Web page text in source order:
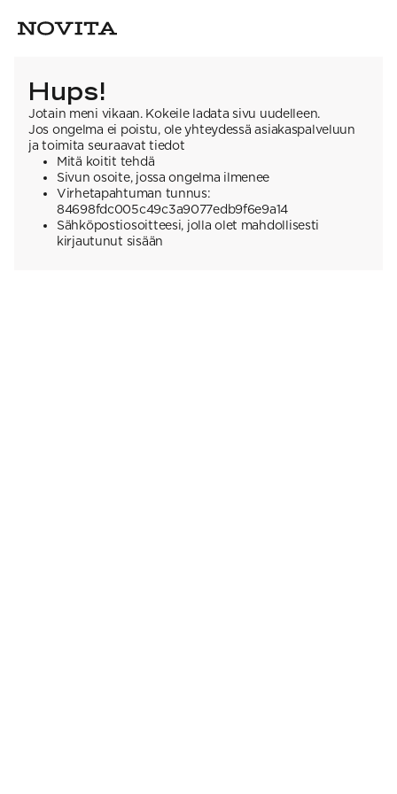
Hups!
Jotain meni vikaan. Kokeile ladata sivu uudelleen.
Jos ongelma ei poistu, ole yhteydessä asiakaspalveluun
ja toimita seuraavat tiedot
Mitä koitit tehdä
Sivun osoite, jossa ongelma ilmenee
Virhetapahtuman tunnus:
84698fdc005c49c3a9077edb9f6e9a14
Sähköpostiosoitteesi, jolla olet mahdollisesti
kirjautunut sisään